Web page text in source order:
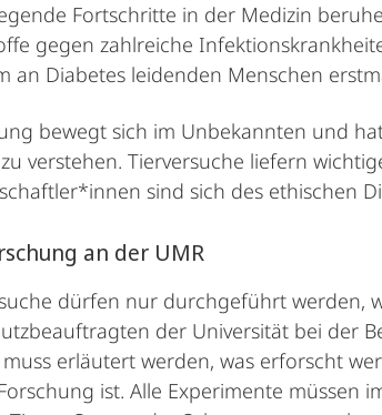
Fortschritte in der Medizin
gegen zahlreiche
an Diabetes leidenden Menschen
bewegt sich im Unbekannten und
verstehen. Tierversuche liefern
sind sich des ethischen
an der UMR
dürfen nur durchgeführt werden,
der Universität bei der
erläutert werden, was erforscht
ist. Alle Experimente müssen